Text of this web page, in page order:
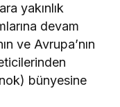
yakınlık
devam
ve Avrupa’nın
bünyesine